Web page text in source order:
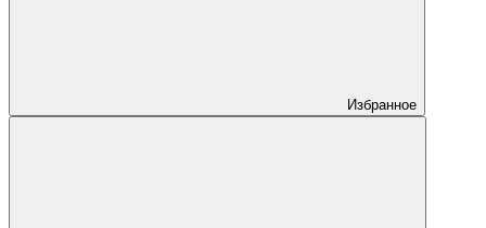
Избранное